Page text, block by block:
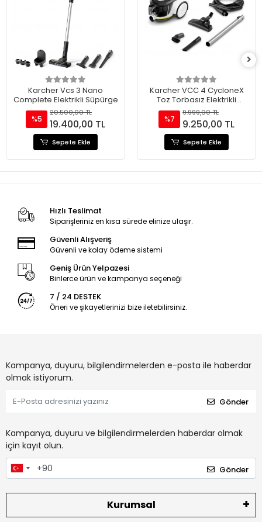
Karcher Vcs 3 Nano
Complete Elektrikli Süpürge
%5
20.500,00 TL
19.400,00 TL
Sepete Ekle
Karcher VCC 4 CycloneX
Toz Torbasız Elektrikli
Süpürge 800 W
%7
9.999,00 TL
9.250,00 TL
Sepete Ekle
Hızlı Teslimat
Siparişleriniz en kısa sürede elinize ulaşır.
Güvenli Alışveriş
Güvenli ve kolay ödeme sistemi
Geniş Ürün Yelpazesi
Binlerce ürün ve kampanya seçeneği
7 / 24 DESTEK
Öneri ve şikayetlerinizi bize iletebilirsiniz.
Kampanya, duyuru, bilgilendirmelerden e-posta ile haberdar
olmak istiyorum.
Gönder
Kampanya, duyuru ve bilgilendirmelerden haberdar olmak
için kayıt olun.
Gönder
Kurumsal